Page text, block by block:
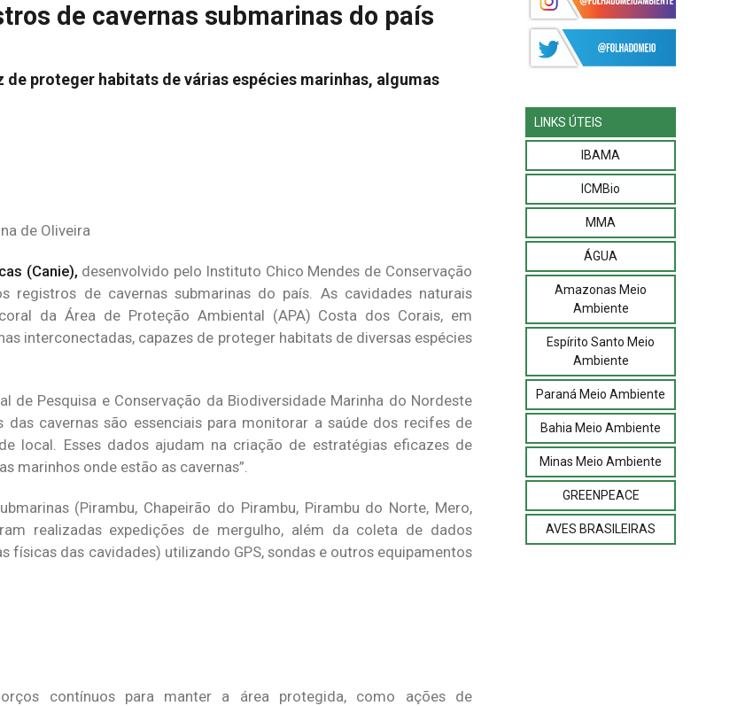
de cavernas submarinas do país
proteger habitats de várias espécies marinhas, algumas
de Oliveira
(Canie), desenvolvido pelo Instituto Chico Mendes de Conservação
registros de cavernas submarinas do país. As cavidades naturais
da Área de Proteção Ambiental (APA) Costa dos Corais, em
interconectadas, capazes de proteger habitats de diversas espécies
Pesquisa e Conservação da Biodiversidade Marinha do Nordeste
das cavernas são essenciais para monitorar a saúde dos recifes de
local. Esses dados ajudam na criação de estratégias eficazes de
marinhos onde estão as cavernas”.
(Pirambu, Chapeirão do Pirambu, Pirambu do Norte, Mero,
realizadas expedições de mergulho, além da coleta de dados
físicas das cavidades) utilizando GPS, sondas e outros equipamentos
contínuos para manter a área protegida, como ações de
LINKS ÚTEIS
IBAMA
ICMBio
MMA
ÁGUA
Amazonas Meio
Ambiente
Espírito Santo Meio
Ambiente
Paraná Meio Ambiente
Bahia Meio Ambiente
Minas Meio Ambiente
GREENPEACE
AVES BRASILEIRAS